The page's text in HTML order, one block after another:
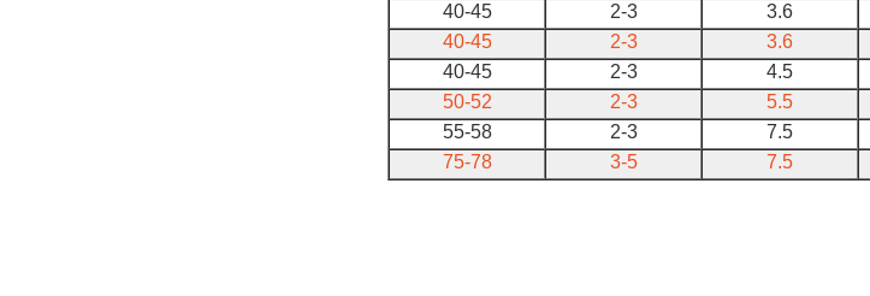
3.6
2-3
40-45
3.6
2-3
40-45
4.5
2-3
40-45
5.5
2-3
50-52
7.5
2-3
55-58
7.5
3-5
75-78